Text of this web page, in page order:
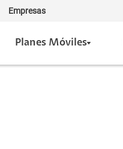
Empresas
Planes Móviles